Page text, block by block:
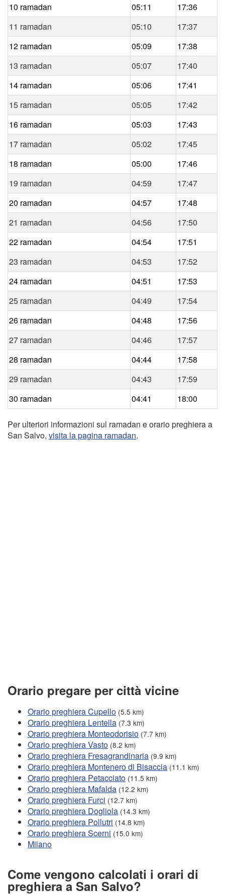
10 ramadan 05:11
17:36
11 ramadan
05:10
17:37
12 ramadan
05:09
17:38
13 ramadan
05:07
17:40
14 ramadan
05:06
17:41
15 ramadan
05:05
17:42
16 ramadan
05:03
17:43
17 ramadan
05:02
17:45
18 ramadan
05:00
17:46
19 ramadan
04:59
17:47
20 ramadan
04:57
17:48
21 ramadan
04:56
17:50
22 ramadan
04:54
17:51
23 ramadan
04:53
17:52
24 ramadan
04:51
17:53
25 ramadan
04:49
17:54
26 ramadan
04:48
17:56
27 ramadan
04:46
17:57
28 ramadan
04:44
17:58
29 ramadan
04:43
17:59
30 ramadan
04:41 18:00
Per ulteriori informazioni sul ramadan e orario preghiera a
San Salvo, visita la pagina ramadan.
Orario pregare per città vicine
Orario preghiera Cupello (5.5 km)
Orario preghiera Lentella (7.3 km)
Orario preghiera Monteodorisio (7.7 km)
Orario preghiera Vasto (8.2 km)
Orario preghiera Fresagrandinaria (9.9 km)
Orario preghiera Montenero di Bisaccia (11.1 km)
Orario preghiera Petacciato (11.5 km)
Orario preghiera Mafalda (12.2 km)
Orario preghiera Furci (12.7 km)
Orario preghiera Dogliola (14.3 km)
Orario preghiera Pollutri (14.8 km)
Orario preghiera Scerni (15.0 km)
Milano
Come vengono calcolati i orari di
preghiera a San Salvo?